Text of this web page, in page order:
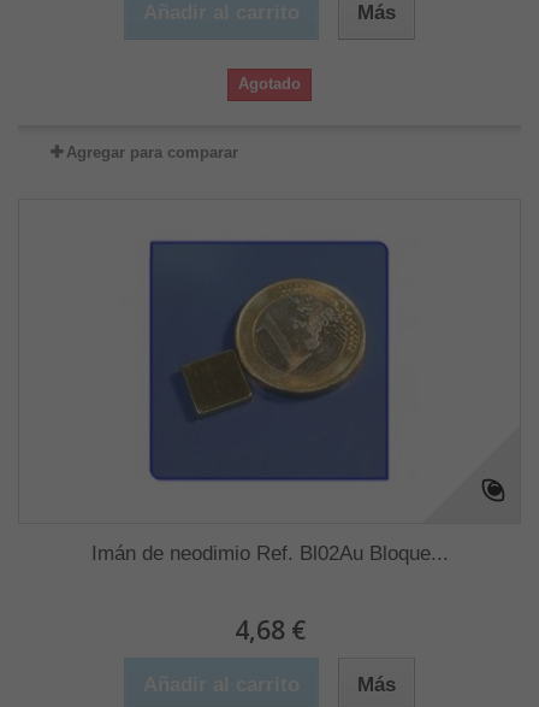
Más
Agotado
Agregar para comparar
Imán de neodimio Ref. Bl02Au Bloque...
4,68 €
Más